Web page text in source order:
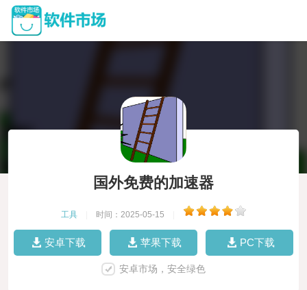
国外免费的加速器
工具 时间：2025-05-15
安卓下载 苹果下载 PC下载
安卓市场，安全绿色